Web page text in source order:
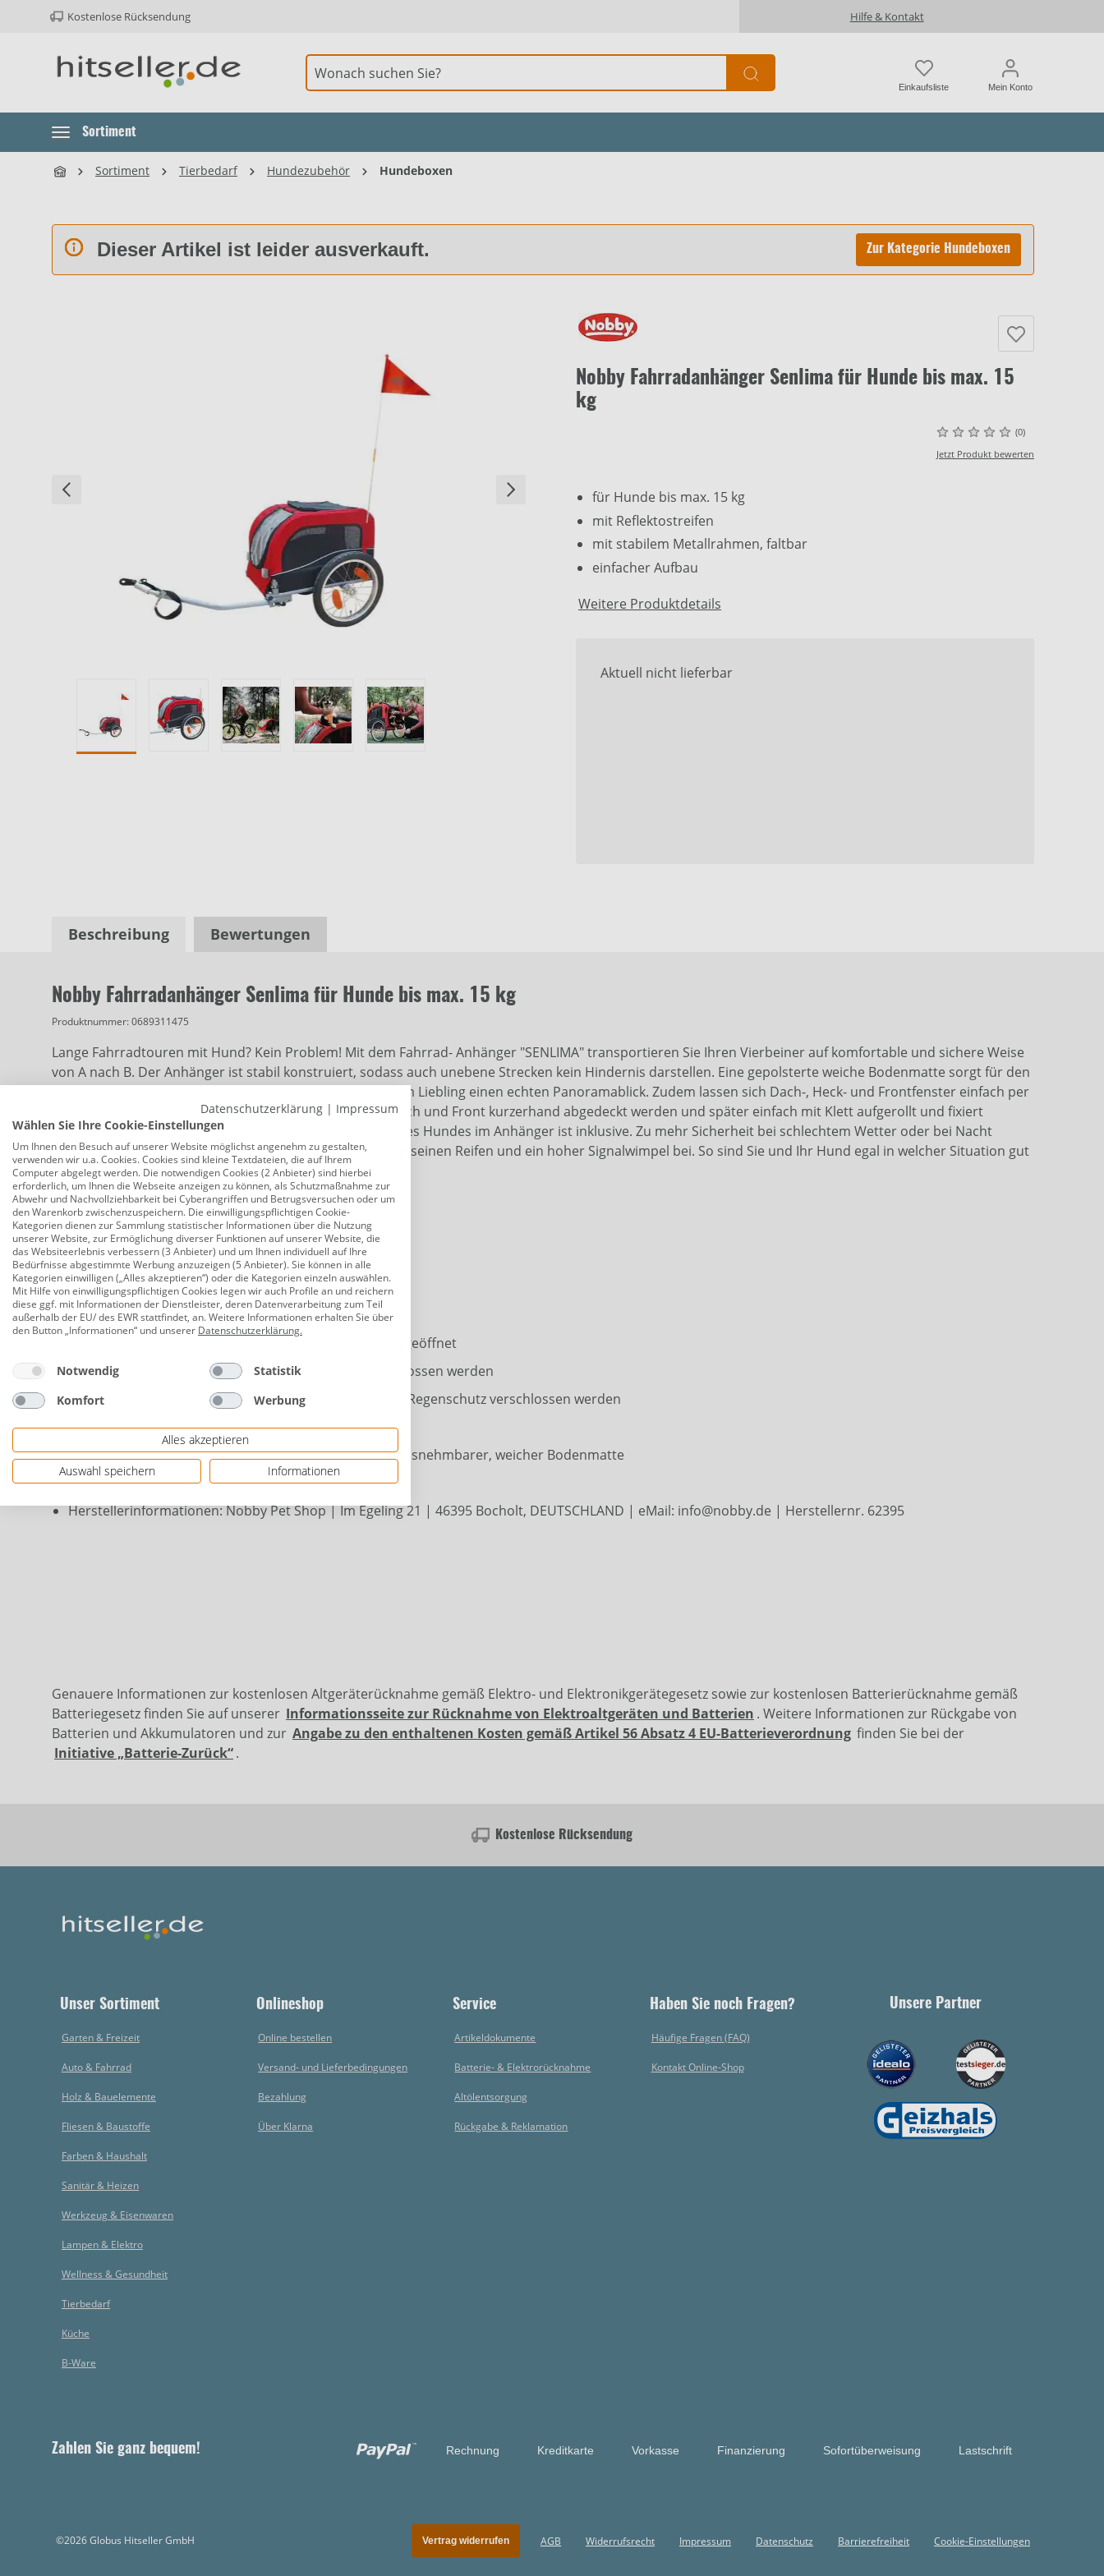
Hauptnavigation springen
Kostenlose Rücksendung Hilfe & Kontakt
Einkaufsliste Mein Konto
Sortiment
Sortiment Tierbedarf Hundezubehör Hundeboxen
Dieser Artikel ist leider ausverkauft. Zur Kategorie Hundeboxen
Nobby Fahrradanhänger Senlima für Hunde bis max. 15
kg
(0)
Jetzt Produkt bewerten
für Hunde bis max. 15 kg
mit Reflektostreifen
mit stabilem Metallrahmen, faltbar
einfacher Aufbau
Weitere Produktdetails
Aktuell nicht lieferbar
Beschreibung Bewertungen
Nobby Fahrradanhänger Senlima für Hunde bis max. 15 kg
Produktnummer:0689311475
Lange Fahrradtouren mit Hund? Kein Problem! Mit dem Fahrrad- Anhänger "SENLIMA" transportieren Sie Ihren Vierbeiner auf komfortable und sichere Weise
von A nach B. Der Anhänger ist stabil konstruiert, sodass auch unebene Strecken kein Hindernis darstellen. Eine gepolsterte weiche Bodenmatte sorgt für den
nötigen Wohlfühlfaktor. Der Hunde-Anhänger bietet Ihrem Liebling einen echten Panoramablick. Zudem lassen sich Dach-, Heck- und Frontfenster einfach per
Reißverschluss öffnen. Bei schlechtem Wetter können Dach und Front kurzerhand abgedeckt werden und später einfach mit Klett aufgerollt und fixiert
werden. Einen Karabiner und eine Leine zum Anleinen Ihres Hundes im Anhänger ist inklusive. Zu mehr Sicherheit bei schlechtem Wetter oder bei Nacht
tragen reflektierende Elemente am Fahrrad-Anhänger, an seinen Reifen und ein hoher Signalwimpel bei. So sind Sie und Ihr Hund egal in welcher Situation gut
zu erkennen.
für Hunde bis max. 15 kg
mit Reflektostreifen
mit stabilem Metallrahmen, faltbar
einfacher Aufbau
Maße (LxBxH): 53 x 60 x 60 cm
Netzeinsätze an allen Seiten, Netzeinsätze können alle geöffnet
Netzeinsatz auf dem Dach kann mit Abdeckung verschlossen werden
Netzeinsatz vorne kann mit durchsichtigem Wind- und Regenschutz verschlossen werden
Anhängerkupplung und Sicherheitswimpel inklusiv
innen mit Leine und Karabiner zum Anleinen und herausnehmbarer, weicher Bodenmatte
waschbar bis 30°C, Handwäsche
Herstellerinformationen: Nobby Pet Shop | Im Egeling 21 | 46395 Bocholt, DEUTSCHLAND | eMail: info@nobby.de | Herstellernr. 62395
Genauere Informationen zur kostenlosen Altgeräterücknahme gemäß Elektro- und Elektronikgerätegesetz sowie zur kostenlosen Batterierücknahme gemäß
Batteriegesetz finden Sie auf unserer Informationsseite zur Rücknahme von Elektroaltgeräten und Batterien . Weitere Informationen zur Rückgabe von
Batterien und Akkumulatoren und zur Angabe zu den enthaltenen Kosten gemäß Artikel 56 Absatz 4 EU-Batterieverordnung finden Sie bei der
Initiative „Batterie-Zurück“.
Kostenlose Rücksendung
Unser Sortiment
Garten & Freizeit
Auto & Fahrrad
Holz & Bauelemente
Fliesen & Baustoffe
Farben & Haushalt
Sanitär & Heizen
Werkzeug & Eisenwaren
Lampen & Elektro
Wellness & Gesundheit
Tierbedarf
Küche
B-Ware
Onlineshop
Online bestellen
Versand- und Lieferbedingungen
Bezahlung
Über Klarna
Service
Artikeldokumente
Batterie- & Elektrorücknahme
Altölentsorgung
Rückgabe & Reklamation
Haben Sie noch Fragen?
Häufige Fragen (FAQ)
Kontakt Online-Shop
Unsere Partner
Zahlen Sie ganz bequem! Rechnung Kreditkarte Vorkasse Finanzierung Sofortüberweisung Lastschrift
©2026 Globus Hitseller GmbH Vertrag widerrufen AGB Widerrufsrecht Impressum Datenschutz Barrierefreiheit Cookie-Einstellungen
Datenschutzerklärung | Impressum
Wählen Sie Ihre Cookie-Einstellungen
Um Ihnen den Besuch auf unserer Website möglichst angenehm zu gestalten,
verwenden wir u.a. Cookies. Cookies sind kleine Textdateien, die auf Ihrem
Computer abgelegt werden. Die notwendigen Cookies (2 Anbieter) sind hierbei
erforderlich, um Ihnen die Webseite anzeigen zu können, als Schutzmaßnahme zur
Abwehr und Nachvollziehbarkeit bei Cyberangriffen und Betrugsversuchen oder um
den Warenkorb zwischenzuspeichern. Die einwilligungspflichtigen Cookie-
Kategorien dienen zur Sammlung statistischer Informationen über die Nutzung
unserer Website, zur Ermöglichung diverser Funktionen auf unserer Website, die
das Websiteerlebnis verbessern (3 Anbieter) und um Ihnen individuell auf Ihre
Bedürfnisse abgestimmte Werbung anzuzeigen (5 Anbieter). Sie können in alle
Kategorien einwilligen („Alles akzeptieren“) oder die Kategorien einzeln auswählen.
Mit Hilfe von einwilligungspflichtigen Cookies legen wir auch Profile an und reichern
diese ggf. mit Informationen der Dienstleister, deren Datenverarbeitung zum Teil
außerhalb der EU/ des EWR stattfindet, an. Weitere Informationen erhalten Sie über
den Button „Informationen“ und unserer Datenschutzerklärung.
Notwendig
Statistik
Komfort
Werbung
Alles akzeptieren
Auswahl speichern
Informationen